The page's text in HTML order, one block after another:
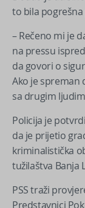
to bila
– Rečeno mi je
na pressu
da govori o
Ako je spreman
sa drugim
Policija je
da je prijetio
kriminalistička
tužilaštva Banja
PSS traži
Predstavnici